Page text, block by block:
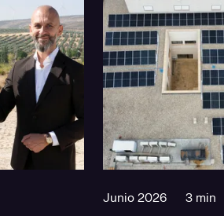
Junio 2026 3 min